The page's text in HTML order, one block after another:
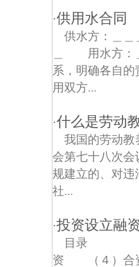
·供用水合同
供水方：
＿ 用水方：
系，明确各自
用双方...
·什么是劳动
我国的劳动教
会第七十八次会
规建立的、对违
社...
·投资设立融
目录 （１
资 （４）合